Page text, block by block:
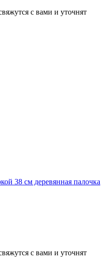
с вами и уточнят
38 см деревянная палочка
с вами и уточнят